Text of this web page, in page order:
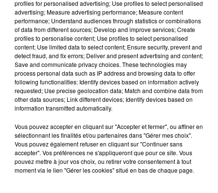
interdit derrière le Mur
Un vaccin conçu par
profiles for personalised advertising; Use profiles to select personalised
advertising; Measure advertising performance; Measure content
performance; Understand audiences through statistics or combinations
of data from different sources; Develop and improve services; Create
profiles to personalise content; Use profiles to select personalised
content; Use limited data to select content; Ensure security, prevent and
detect fraud, and fix errors; Deliver and present advertising and content;
Save and communicate privacy choices. These technologies may
process personal data such as IP address and browsing data to offer
following functionalities: Identify devices based on information actively
requested; Use precise geolocation data; Match and combine data from
other data sources; Link different devices; Identify devices based on
information transmitted automatically.
Vous pouvez accepter en cliquant sur "Accepter et fermer", ou affiner en
sélectionnant les finalités et/ou partenaires dans "Gérer mes choix".
Vous pouvez également refuser en cliquant sur "Continuer sans
accepter". Vos préférences ne s'appliqueront que pour ce site. Vous
pouvez mettre à jour vos choix, ou retirer votre consentement à tout
moment via le lien "Gérer les cookies" situé en bas de chaque page.